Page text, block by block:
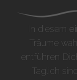
In diesem
Träume
entführen
Täglich